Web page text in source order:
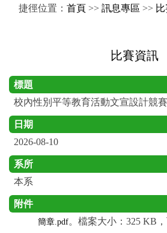
捷徑位置： 首頁 >> 訊息專區 >>
比賽資訊
標題
校內性別平等教育活動文宣設計競賽
日期
2026-08-10
系所
本系
附件
簡章.pdf。檔案大小：325 KB，